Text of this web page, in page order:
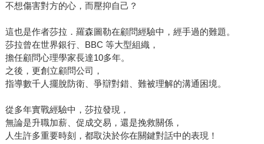
不想傷害對方的心，而壓抑自己？
這也是作者莎拉．羅森圖勒在顧問經驗中，經手過的難題。
莎拉曾在世界銀行、BBC 等大型組織，
擔任顧問心理學家長達10多年。
之後，更創立顧問公司，
指導數千人擺脫防衛、爭辯對錯、難被理解的溝通困境。
從多年實戰經驗中，莎拉發現，
無論是升職加薪、促成交易，還是挽救關係，
人生許多重要時刻，都取決於你在關鍵對話中的表現！